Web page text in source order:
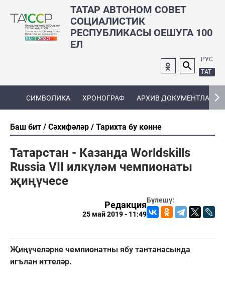
ТАТАР АВТОНОМ СОВЕТ
СОЦИАЛИСТИК
РЕСПУБЛИКАСЫ ОЕШУГА 100
ЕЛ
РУС
ТАТ
СИМВОЛИКА ХРОНОГРАФ АРХИВ ДОКУМЕНТЛАРЫ
Баш бит Сәхифәләр Тарихта бу көнне
Татарстан - Казанда Worldskills
Russia VII илкүләм чемпионаты
җиңүчесе
Бүлешү:
Редакция
25 май 2019 - 11:49
Җиңүчеләрне чемпионатны ябу тантанасында
игълан иттеләр.